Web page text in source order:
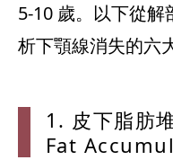
5-10 歲。以下從
析下顎線消失的六
1. 皮下脂肪
Fat